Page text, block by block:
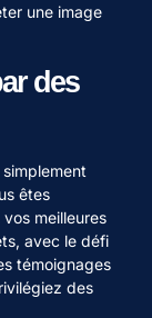
une image
des
êtes
meilleures
avec le défi
témoignages
des